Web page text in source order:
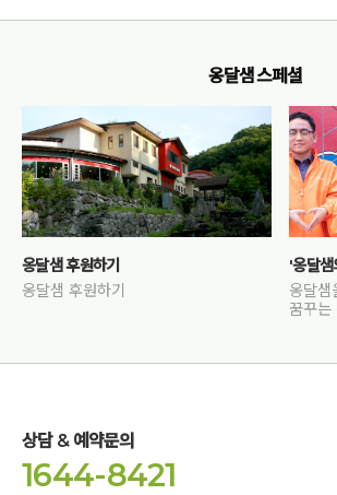
옹달샘 스페셜
옹달샘 후원하기
옹달샘 후원하기
'옹달
옹달샘
꿈꾸는
상담 & 예약문의
1644-8421